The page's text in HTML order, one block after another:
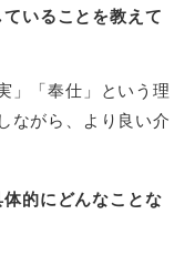
いることを教えて
」「奉仕」という理
ながら、より良い介
体的にどんなことな